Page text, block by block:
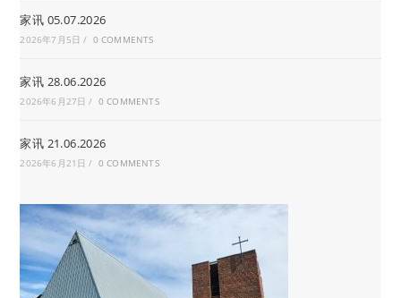
家讯 05.07.2026
2026年7月5日 / 0 COMMENTS
家讯 28.06.2026
2026年6月27日 / 0 COMMENTS
家讯 21.06.2026
2026年6月21日 / 0 COMMENTS